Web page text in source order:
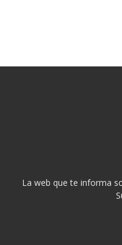
La web que te informa